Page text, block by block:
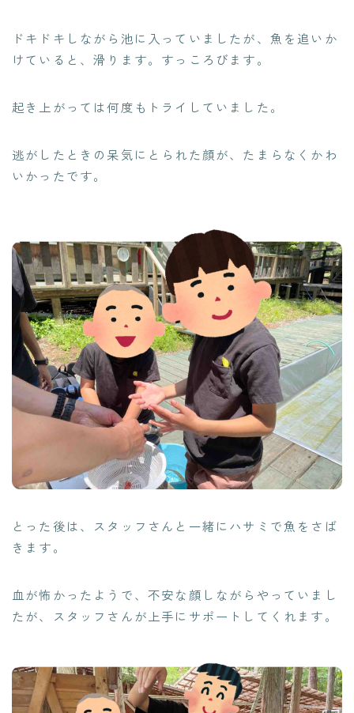
ドキドキしながら池に入っていましたが、魚を追いか
けていると、滑ります。すっころびます。
起き上がっては何度もトライしていました。
逃がしたときの呆気にとられた顔が、たまらなくかわ
いかったです。
とった後は、スタッフさんと一緒にハサミで魚をさば
きます。
血が怖かったようで、不安な顔しながらやっていまし
たが、スタッフさんが上手にサポートしてくれます。